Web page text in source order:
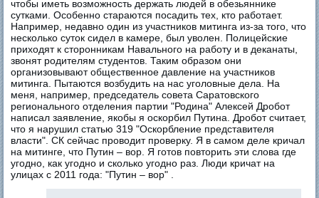
чтобы иметь возможность держать людей в обезьяннике
сутками. Особенно стараются посадить тех, кто работает.
Например, недавно один из участников митинга из-за того, что
несколько суток сидел в камере, был уволен. Полицейские
приходят к сторонникам Навального на работу и в деканаты,
звонят родителям студентов. Таким образом они
организовывают общественное давление на участников
митинга. Пытаются возбудить на нас уголовные дела. На
меня, например, председатель совета Саратовского
регионального отделения партии "Родина" Алексей Дробот
написал заявление, якобы я оскорбил Путина. Дробот считает,
что я нарушил статью 319 "Оскорбление представителя
власти". СК сейчас проводит проверку. Я в самом деле кричал
на митинге, что Путин – вор. Я готов повторить эти слова где
угодно, как угодно и сколько угодно раз. Люди кричат на
улицах с 2011 года: "Путин – вор" .